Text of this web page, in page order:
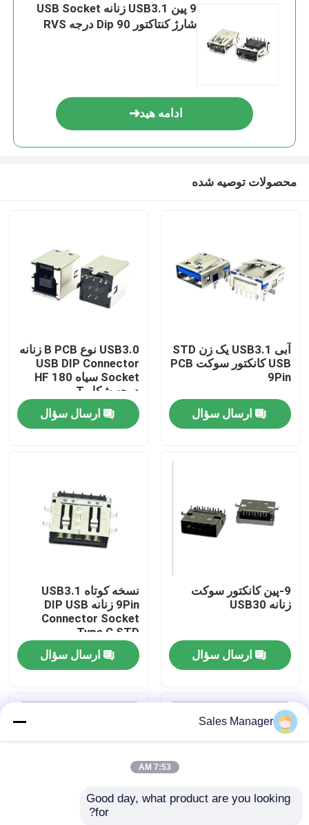
خانه
اطلاعات تماس
کانکتور DIP USB
کانکتور سوکت USB
کانکتور سوکت DP
9 پین USB3.1 زنانه USB Socket
شارژ کنتاکتور Dip 90 درجه RVS
ادامه هید
محصولات توصیه شده
آبی USB3.1 یک زن STD
USB کانکتور سوکت PCB
9Pin
ارسال سؤال
USB3.0 نوع B PCB زنانه
USB DIP Connector
Socket سیاه HF 180
درجه شکل T
ارسال سؤال
9-پین کانکتور سوکت
زنانه USB30
ارسال سؤال
نسخه کوتاه USB3.1
9Pin زنانه DIP USB
Connector Socket
Type C STD
ارسال سؤال
Sales Manager
7:53 AM
Good day, what product are you looking
for?